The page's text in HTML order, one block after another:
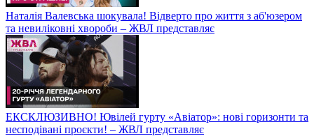
Наталія Валевська шокувала! Відверто про життя з аб'юзером
та невиліковні хвороби – ЖВЛ представляє
ЕКСКЛЮЗИВНО! Ювілей гурту «Авіатор»: нові горизонти та
несподівані проєкти! – ЖВЛ представляє